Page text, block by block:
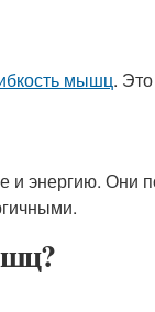
мышц.
и энергию. Они